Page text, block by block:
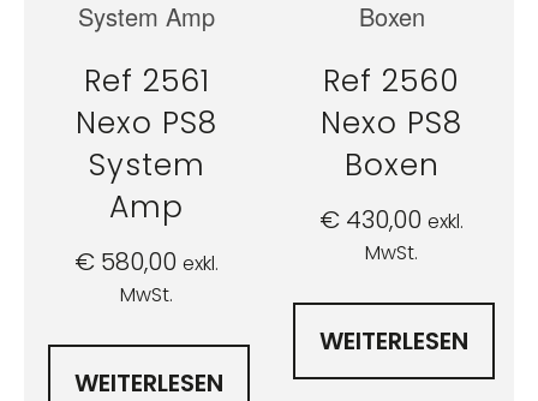
Ref 2561
Nexo PS8
System
Amp
€ 580,00 exkl.
MwSt.
WEITERLESEN
Ref 2560
Nexo PS8
Boxen
€ 430,00 exkl.
MwSt.
WEITERLESEN